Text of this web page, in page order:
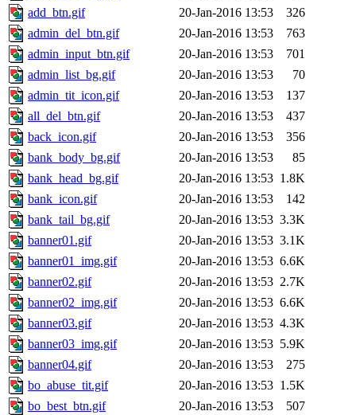
add_btn.gif
20-Jan-2016 13:53
326
admin_del_btn.gif
20-Jan-2016 13:53
763
admin_input_btn.gif
20-Jan-2016 13:53
701
admin_list_bg.gif
20-Jan-2016 13:53
70
admin_tit_icon.gif
20-Jan-2016 13:53
137
all_del_btn.gif
20-Jan-2016 13:53
437
back_icon.gif
20-Jan-2016 13:53
356
bank_body_bg.gif
20-Jan-2016 13:53
85
bank_head_bg.gif
20-Jan-2016 13:53 1.8K
bank_icon.gif
20-Jan-2016 13:53
142
bank_tail_bg.gif
20-Jan-2016 13:53 3.3K
banner01.gif
20-Jan-2016 13:53 3.1K
banner01_img.gif
20-Jan-2016 13:53 6.6K
banner02.gif
20-Jan-2016 13:53 2.7K
banner02_img.gif
20-Jan-2016 13:53 6.6K
banner03.gif
20-Jan-2016 13:53 4.3K
banner03_img.gif
20-Jan-2016 13:53 5.9K
banner04.gif
20-Jan-2016 13:53
275
bo_abuse_tit.gif
20-Jan-2016 13:53 1.5K
bo_best_btn.gif
20-Jan-2016 13:53
507